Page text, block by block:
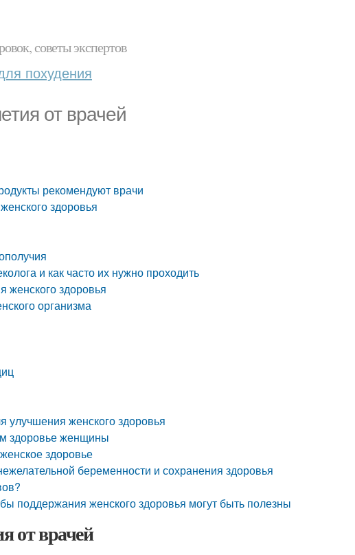
советы экспертов
похудения
от врачей
рекомендуют врачи
здоровья
и как часто их нужно проходить
женского здоровья
организма
улучшения женского здоровья
здоровье женщины
здоровье
беременности и сохранения здоровья
поддержания женского здоровья могут быть полезны
от врачей